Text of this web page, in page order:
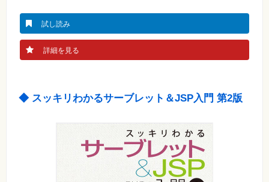
試し読み
詳細を見る
◆ スッキリわかるサーブレット＆JSP入門 第2版